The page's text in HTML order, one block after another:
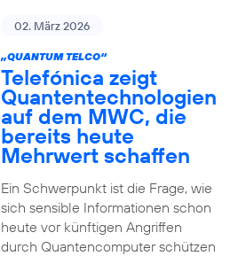
02. März 2026
„QUANTUM TELCO“
Telefónica zeigt
Quanten­technologien
auf dem MWC, die
bereits heute
Mehrwert schaffen
Ein Schwerpunkt ist die Frage, wie
sich sensible Informationen schon
heute vor künftigen Angriffen
durch Quantencomputer schützen